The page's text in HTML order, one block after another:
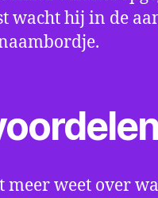
wacht hij in de
meer weet over